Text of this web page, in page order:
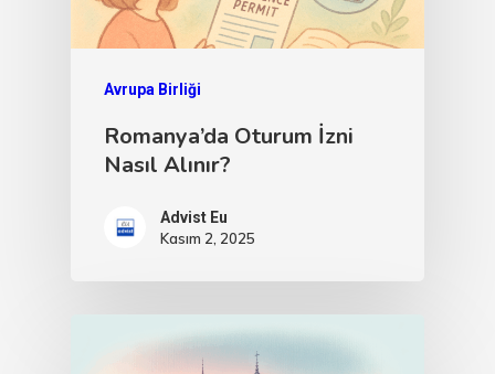
Avrupa Birliği
Romanya’da Oturum İzni
Nasıl Alınır?
Advist Eu
Kasım 2, 2025